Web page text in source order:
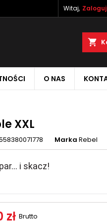
Witaj,
O NAS
XXL
Marka Rebel
i skacz!
zł Brutto